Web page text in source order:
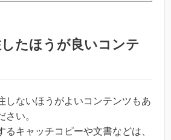
たほうが良いコンテ
しないほうがよいコンテンツもあ
さい。
るキャッチコピーや文書などは、